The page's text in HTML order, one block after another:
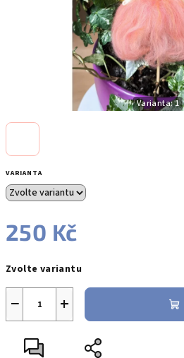
VARIANTA
250 Kč
cena:
Zvolte variantu
+
−
Varianta: 1